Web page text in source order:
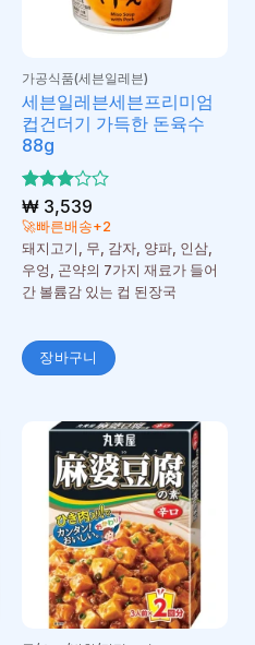
가공식품(세븐일레븐)
세븐일레븐세븐프리미엄
컵건더기 가득한 돈육수
88g
5 중에
서3
로 평
가됨
₩3,539
🚀빠른배송+2
돼지고기, 무, 감자, 양파, 인삼,
우엉, 곤약의 7가지 재료가 들어
간 볼륨감 있는 컵 된장국
장바구니